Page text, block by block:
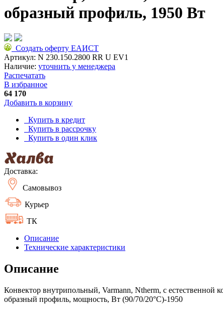
образный профиль, 1950 Вт
Создать оферту ЕАИСТ
Артикул: N 230.150.2800 RR U EV1
Наличие: уточнить у менеджера
Распечатать
В избранное
64 170
Добавить в корзину
Купить в кредит
Купить в рассрочку
Купить в один клик
Доставка:
Самовывоз
Курьер
ТК
Описание
Технические характеристики
Описание
Конвектор внутрипольный, Varmann, Ntherm, с
образный профиль, мощность, Вт (90/70/20°C)-1950